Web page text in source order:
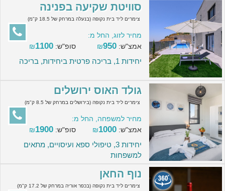
סוויטת שקיעה בפנינה
צימרים ליד בית נקופה (בנעלה במרחק של 18.5 ק"מ)
מחיר לזוג, החל מ:
אמצ"ש:
₪950 סופ"ש: ₪1100
יחידות 1, בריכה פרטית ביחידות, בריכה
גולד האוס ירושלים
צימרים ליד בית נקופה (בירושלים במרחק של 8.5 ק"מ)
מחיר למשפחה, החל מ:
אמצ"ש:
₪1000 סופ"ש: ₪1900
יחידות 3, טיפולי ספא ועיסויים, מתאים
למשפחות
נוף החאן
צימרים ליד בית נקופה (בכפר אוריה במרחק של 17.2 ק"מ)